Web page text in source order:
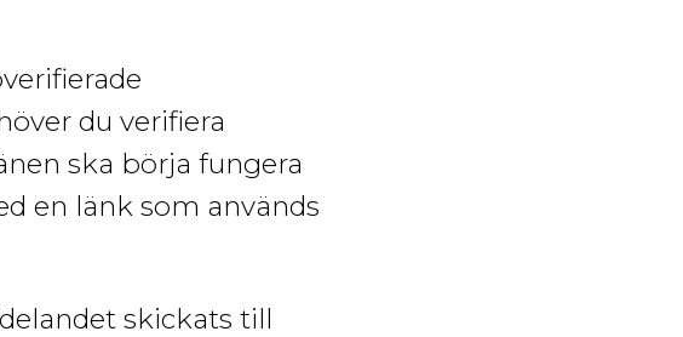
du verifiera
ska börja fungera
en länk som används
skickats till